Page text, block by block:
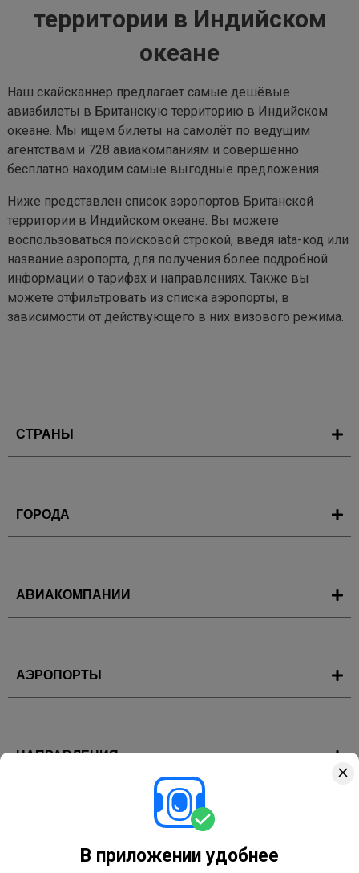
В приложении удобнее
территории в Индийском
океане
Наш скайсканнер предлагает самые дешёвые
авиабилеты в Британскую территорию в Индийском
океане. Мы ищем билеты на самолёт по ведущим
агентствам и 728 авиакомпаниям и совершенно
бесплатно находим самые выгодные предложения.
Ниже представлен список аэропортов Британской
территории в Индийском океане. Вы можете
воспользоваться поисковой строкой, введя iata-код или
название аэропорта, для получения более подробной
информации о тарифах и направлениях. Также вы
можете отфильтровать из списка аэропорты, в
зависимости от действующего в них визового режима.
СТРАНЫ
ГОРОДА
АВИАКОМПАНИИ
АЭРОПОРТЫ
НАПРАВЛЕНИЯ